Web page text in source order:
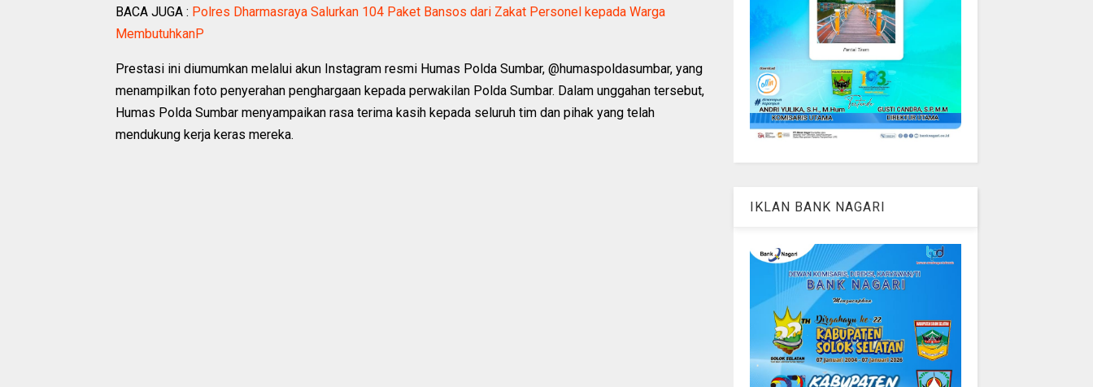
BACA JUGA : Polres Dharmasraya Salurkan 104 Paket Bansos dari Zakat Personel kepada Warga
MembutuhkanP
Prestasi ini diumumkan melalui akun Instagram resmi Humas Polda Sumbar, @humaspoldasumbar, yang
menampilkan foto penyerahan penghargaan kepada perwakilan Polda Sumbar. Dalam unggahan tersebut,
Humas Polda Sumbar menyampaikan rasa terima kasih kepada seluruh tim dan pihak yang telah
mendukung kerja keras mereka.
IKLAN BANK NAGARI